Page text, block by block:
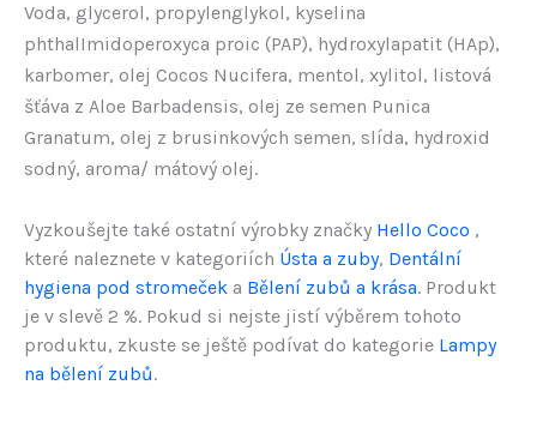
Voda, glycerol, propylenglykol, kyselina
phthalImidoperoxyca proic (PAP), hydroxylapatit (HAp),
karbomer, olej Cocos Nucifera, mentol, xylitol, listová
šťáva z Aloe Barbadensis, olej ze semen Punica
Granatum, olej z brusinkových semen, slída, hydroxid
sodný, aroma/ mátový olej.
Vyzkoušejte také ostatní výrobky značky Hello Coco ,
které naleznete v kategoriích Ústa a zuby, Dentální
hygiena pod stromeček a Bělení zubů a krása. Produkt
je v slevě 2 %. Pokud si nejste jistí výběrem tohoto
produktu, zkuste se ještě podívat do kategorie Lampy
na bělení zubů.